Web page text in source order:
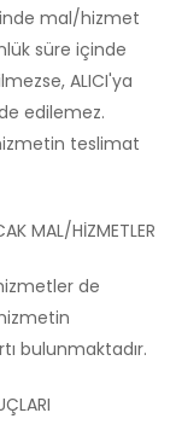
mal/hizmet
süre içinde
ALICI'ya
edilemez.
teslimat
MAL/HİZMETLER
de
bulunmaktadır.